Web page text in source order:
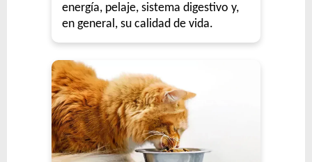
energía, pelaje, sistema digestivo y,
en general, su calidad de vida.